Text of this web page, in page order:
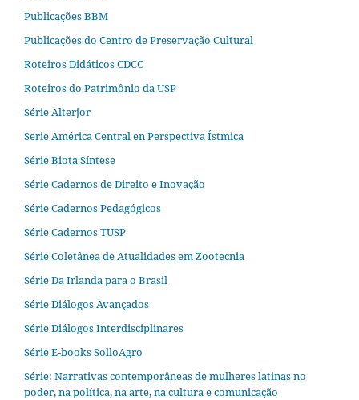
Publicações BBM
Publicações do Centro de Preservação Cultural
Roteiros Didáticos CDCC
Roteiros do Patrimônio da USP
Série Alterjor
Serie América Central en Perspectiva Ístmica
Série Biota Síntese
Série Cadernos de Direito e Inovação
Série Cadernos Pedagógicos
Série Cadernos TUSP
Série Coletânea de Atualidades em Zootecnia
Série Da Irlanda para o Brasil
Série Diálogos Avançados
Série Diálogos Interdisciplinares
Série E-books SolloAgro
Série: Narrativas contemporâneas de mulheres latinas no
poder, na política, na arte, na cultura e comunicação